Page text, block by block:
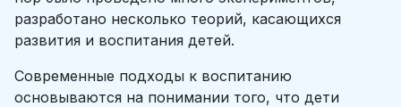
разработано несколько теорий, касающихся
развития и воспитания детей.
Современные подходы к воспитанию
основываются на понимании того, что дети